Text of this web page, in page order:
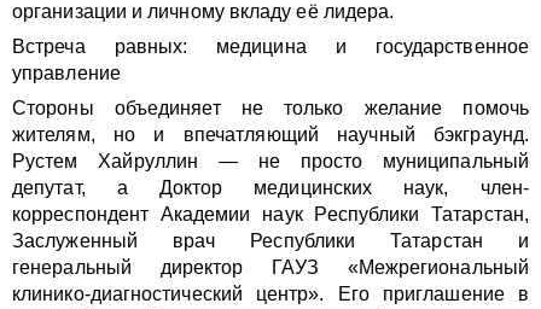
организации и личному вкладу её лидера.
Встреча равных: медицина и государственное
управление
Стороны объединяет не только желание помочь
жителям, но и впечатляющий научный бэкграунд.
Рустем Хайруллин — не просто муниципальный
депутат, а Доктор медицинских наук, член-
корреспондент Академии наук Республики Татарстан,
Заслуженный врач Республики Татарстан и
генеральный директор ГАУЗ «Межрегиональный
клинико-диагностический центр». Его приглашение в